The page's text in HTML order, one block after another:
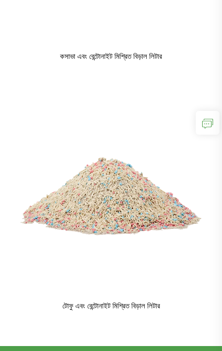
কসাভা এবং বেন্টোনাইট মিশ্রিত বিড়াল লিটার
টোফু এবং বেন্টোনাইট মিশ্রিত বিড়াল লিটার